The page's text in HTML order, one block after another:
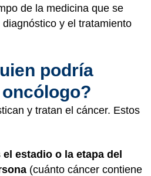
de la medicina que se
y el tratamiento
podría
y tratan el cáncer. Estos
estadio o la etapa del
(cuánto cáncer contiene